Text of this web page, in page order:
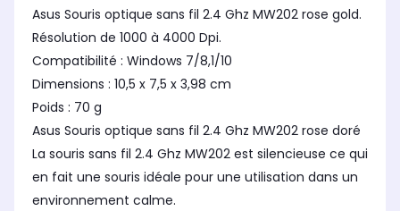
Rétroéclairage LED
-
Taïwan
Rétroéclairage LED
Non
Fabriqué en
Chine
Asus Souris optique sans fil 2.4 Ghz MW202 rose gold.
Résolution de 1000 à 4000 Dpi.
Compatibilité : Windows 7/8,1/10
Dimensions : 10,5 x 7,5 x 3,98 cm
Poids : 70 g
Asus Souris optique sans fil 2.4 Ghz MW202 rose doré
La souris sans fil 2.4 Ghz MW202 est silencieuse ce qui
en fait une souris idéale pour une utilisation dans un
environnement calme.